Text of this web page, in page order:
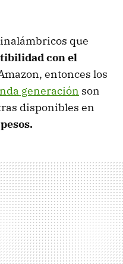
que
con el
entonces los
generación son
disponibles en